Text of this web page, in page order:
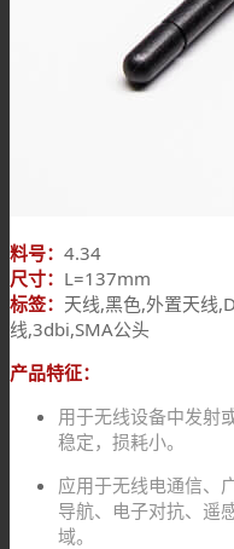
料号： 4.34
尺寸： L=137mm
标签： 天线,黑色,外置天线
线,3dbi,SMA公头
产品特征：
用于无线设备中发射
稳定，损耗小。
应用于无线电通信、
导航、电子对抗、遥
域。